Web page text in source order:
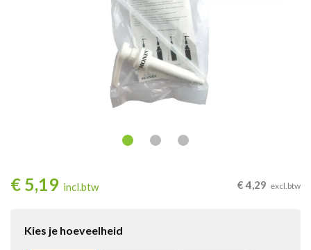
€ 5,19 incl.btw € 4,29 excl.btw
Kies je hoeveelheid